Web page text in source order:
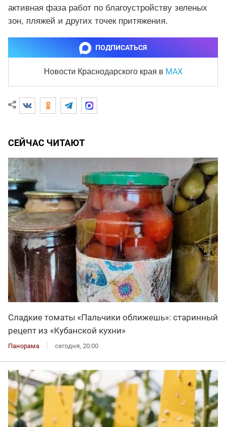
активная фаза работ по благоустройству зеленых
зон, пляжей и других точек притяжения.
ПОДПИСАТЬСЯ
Новости Краснодарского края в MAX
СЕЙЧАС ЧИТАЮТ
Сладкие томаты «Пальчики оближешь»: старинный
рецепт из «Кубанской кухни»
Панорама сегодня, 20:00